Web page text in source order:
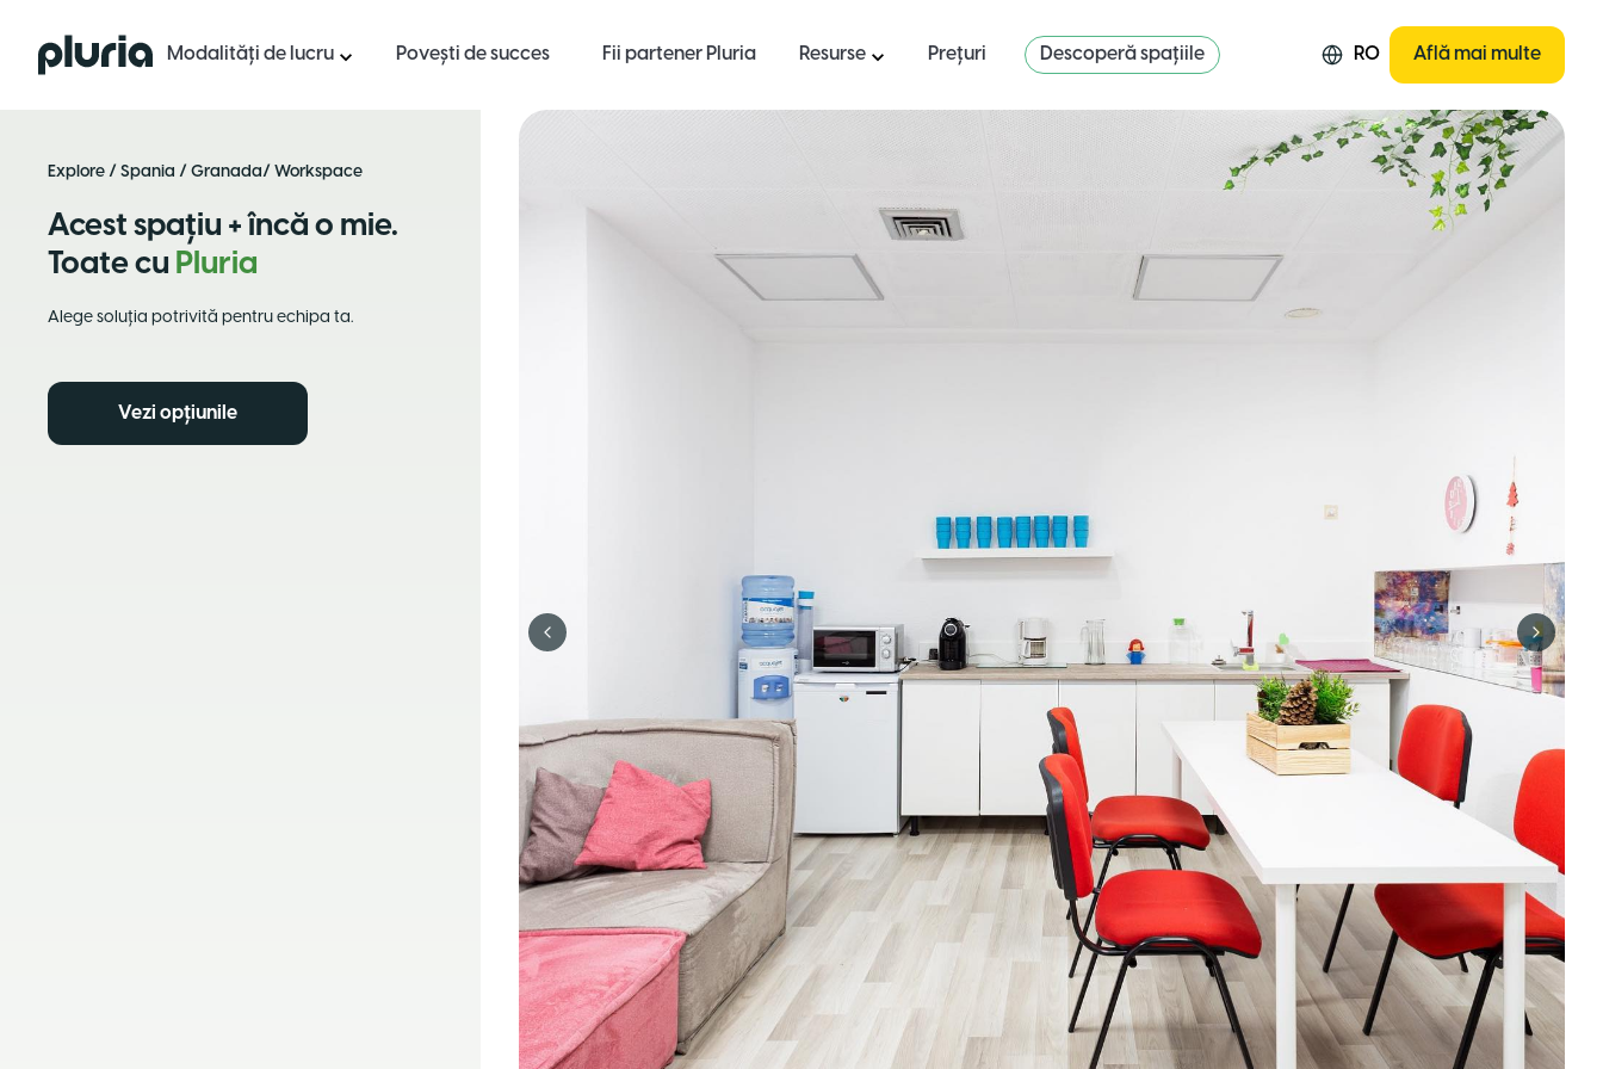
Logo Pluria Modalități de lucru Povești de succes Fii partener Pluria Resurse Prețuri Descoperă spațiile RO Află mai multe
Explore / Spania / Granada/ Workspace
Acest spațiu + încă o mie.
Toate cu Pluria
Alege soluția potrivită pentru echipa ta.
Vezi opțiunile
Previous slide Next